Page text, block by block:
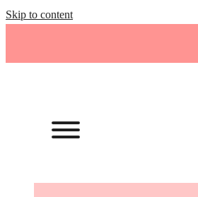
Skip to content